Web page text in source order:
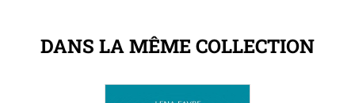
DANS LA MÊME COLLECTION